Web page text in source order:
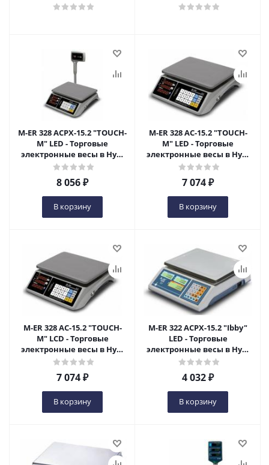
M-ER 328 ACPX-15.2 "TOUCH-
M" LED - Торговые
электронные весы в Нур-
Султане
8 056₽
В корзину
M-ER 328 AC-15.2 "TOUCH-
M" LED - Торговые
электронные весы в Нур-
Султане
7 074₽
В корзину
M-ER 328 AC-15.2 "TOUCH-
M" LCD - Торговые
электронные весы в Нур-
Султане
7 074₽
В корзину
M-ER 322 ACPX-15.2 "Ibby"
LED - Торговые
электронные весы в Нур-
Султане
4 032₽
В корзину